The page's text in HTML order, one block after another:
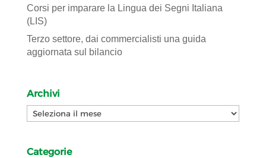
Corsi per imparare la Lingua dei Segni Italiana
(LIS)
Terzo settore, dai commercialisti una guida
aggiornata sul bilancio
Archivi
Archivi
Categorie